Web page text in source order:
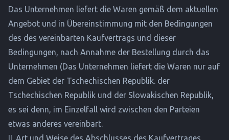
Das Unternehmen liefert die Waren gemäß dem aktuellen
Angebot und in Übereinstimmung mit den Bedingungen
des des vereinbarten Kaufvertrags und dieser
Bedingungen, nach Annahme der Bestellung durch das
Unternehmen (Das Unternehmen liefert die Waren nur auf
dem Gebiet der Tschechischen Republik. der
Tschechischen Republik und der Slowakischen Republik,
es sei denn, im Einzelfall wird zwischen den Parteien
etwas anderes vereinbart.
II. Art und Weise des Abschlusses des Kaufvertrages